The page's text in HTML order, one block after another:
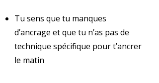
Tu sens que tu manques
d’ancrage et que tu n’as pas de
technique spécifique pour t’ancrer
le matin